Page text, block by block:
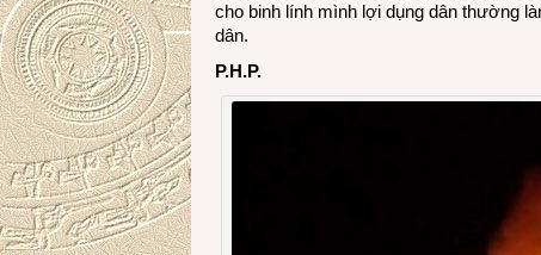
cho binh lính mình lợi dụng dân thường
dân.
P.H.P.